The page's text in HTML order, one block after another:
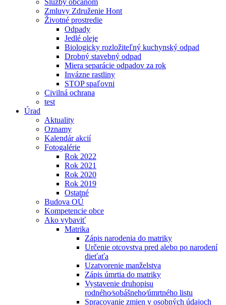
Služby občanom
Zmluvy Združenie Hont
Životné prostredie
Odpady
Jedlé oleje
Biologicky rozložiteľný kuchynský odpad
Drobný stavebný odpad
Miera separácie odpadov za rok
Invázne rastliny
STOP spaľovni
Civilná ochrana
test
Úrad
Aktuality
Oznamy
Kalendár akcií
Fotogalérie
Rok 2022
Rok 2021
Rok 2020
Rok 2019
Ostatné
Budova OÚ
Kompetencie obce
Ako vybaviť
Matrika
Zápis narodenia do matriky
Určenie otcovstva pred alebo po narodení
dieťaťa
Uzatvorenie manželstva
Zápis úmrtia do matriky
Vystavenie druhopisu
rodného⁄sobášneho⁄úmrtného listu
Spracovanie zmien v osobných údajoch